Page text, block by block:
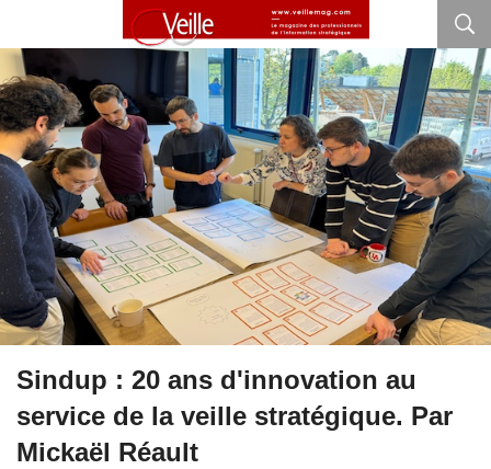
Sindup : 20 ans d'innovation au
service de la veille stratégique. Par
Mickaël Réault